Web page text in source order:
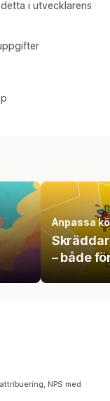
i utvecklarens
Anpassa
– både
NPS med